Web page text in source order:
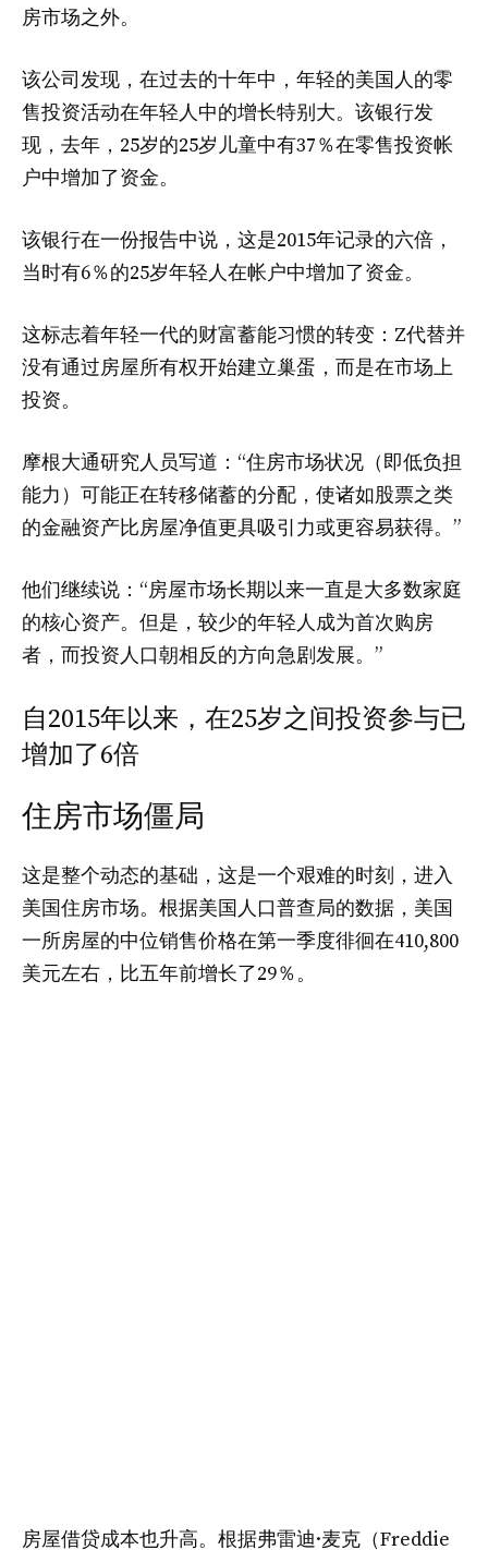
房市场之外。
该公司发现，在过去的十年中，年轻的美国人的零
售投资活动在年轻人中的增长特别大。该银行发
现，去年，25岁的25岁儿童中有37％在零售投资帐
户中增加了资金。
该银行在一份报告中说，这是2015年记录的六倍，
当时有6％的25岁年轻人在帐户中增加了资金。
这标志着年轻一代的财富蓄能习惯的转变：Z代替并
没有通过房屋所有权开始建立巢蛋，而是在市场上
投资。
摩根大通研究人员写道：“住房市场状况（即低负担
能力）可能正在转移储蓄的​​分配，使诸如股票之类
的金融资产比房屋净值更具吸引力或更容易获得。”
他们继续说：“房屋市场长期以来一直是大多数家庭
的核心资产。但是，较少的年轻人成为首次购房
者，而投资人口朝相反的方向急剧发展。”
自2015年以来，在25岁之间投资参与已
增加了6倍
住房市场僵局
这是整个动态的基础，这是一个艰难的时刻，进入
美国住房市场。根据美国人口普查局的数据，美国
一所房屋的中位销售价格在第一季度徘徊在410,800
美元左右，比五年前增长了29％。
房屋借贷成本也升高。根据弗雷迪·麦克（Freddie